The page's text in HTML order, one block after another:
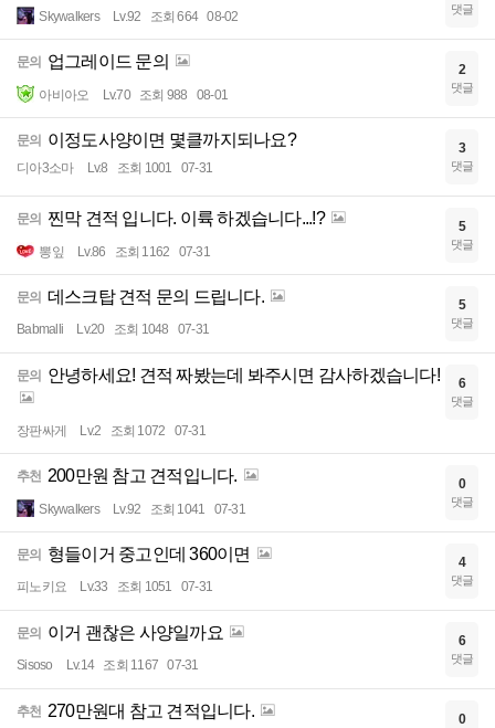
Skywalkers Lv.92 조회 664 08-02 댓글
문의 업그레이드 문의
아비아오 Lv.70 조회 988 08-01
2
댓글
문의 이정도사양이면 몇클까지되나요?
디아3소마 Lv.8 조회 1001 07-31
3
댓글
문의 찐막 견적 입니다. 이륙 하겠습니다...!?
뽕잎 Lv.86 조회 1162 07-31
5
댓글
문의 데스크탑 견적 문의 드립니다.
Babmalli Lv.20 조회 1048 07-31
5
댓글
문의 안녕하세요! 견적 짜봤는데 봐주시면 감사하겠습니다!
장판싸게 Lv.2 조회 1072 07-31
6
댓글
추천 200만원 참고 견적입니다.
Skywalkers Lv.92 조회 1041 07-31
0
댓글
문의 형들이거 중고인데 360이면
피노키요 Lv.33 조회 1051 07-31
4
댓글
문의 이거 괜찮은 사양일까요
Sisoso Lv.14 조회 1167 07-31
6
댓글
추천 270만원대 참고 견적입니다. 0